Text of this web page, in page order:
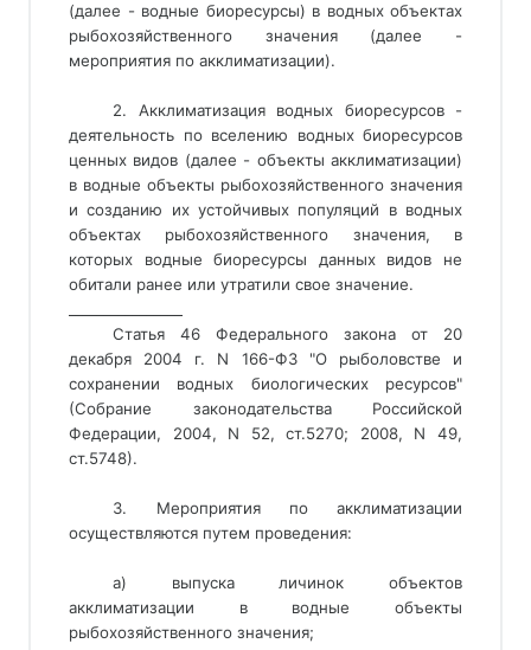
(далее - водные биоресурсы) в водных объектах
рыбохозяйственного значения (далее -
мероприятия по акклиматизации).
2. Акклиматизация водных биоресурсов -
деятельность по вселению водных биоресурсов
ценных видов (далее - объекты акклиматизации)
в водные объекты рыбохозяйственного значения
и созданию их устойчивых популяций в водных
объектах рыбохозяйственного значения, в
которых водные биоресурсы данных видов не
обитали ранее или утратили свое значение.
Статья 46 Федерального закона от 20
декабря 2004 г. N 166-ФЗ "О рыболовстве и
сохранении водных биологических ресурсов"
(Собрание законодательства Российской
Федерации, 2004, N 52, ст.5270; 2008, N 49,
ст.5748).
3. Мероприятия по акклиматизации
осуществляются путем проведения:
а) выпуска личинок объектов
акклиматизации в водные объекты
рыбохозяйственного значения;